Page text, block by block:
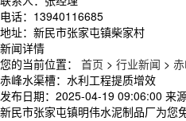
电话：13940116685
地址：新民市张家屯镇柴家村
新闻详情
您的当前位置： 首页 > 行业新闻 >
赤峰水渠槽：水利工程提质增效​
发布日期： 2025-04-19 09:06:00 来源
新民市张家屯镇明伟水泥制品厂为您